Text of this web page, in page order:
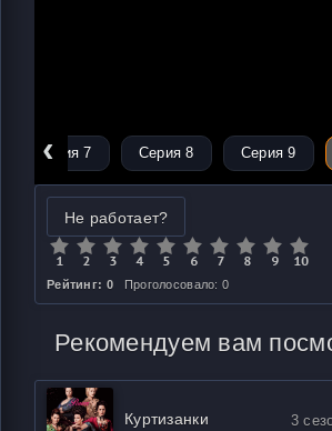
‹
Серия 7 Серия 8 Серия 9
Не работает?
Рейтинг: 0 Проголосовало: 0
Рекомендуем вам
Куртизанки 3